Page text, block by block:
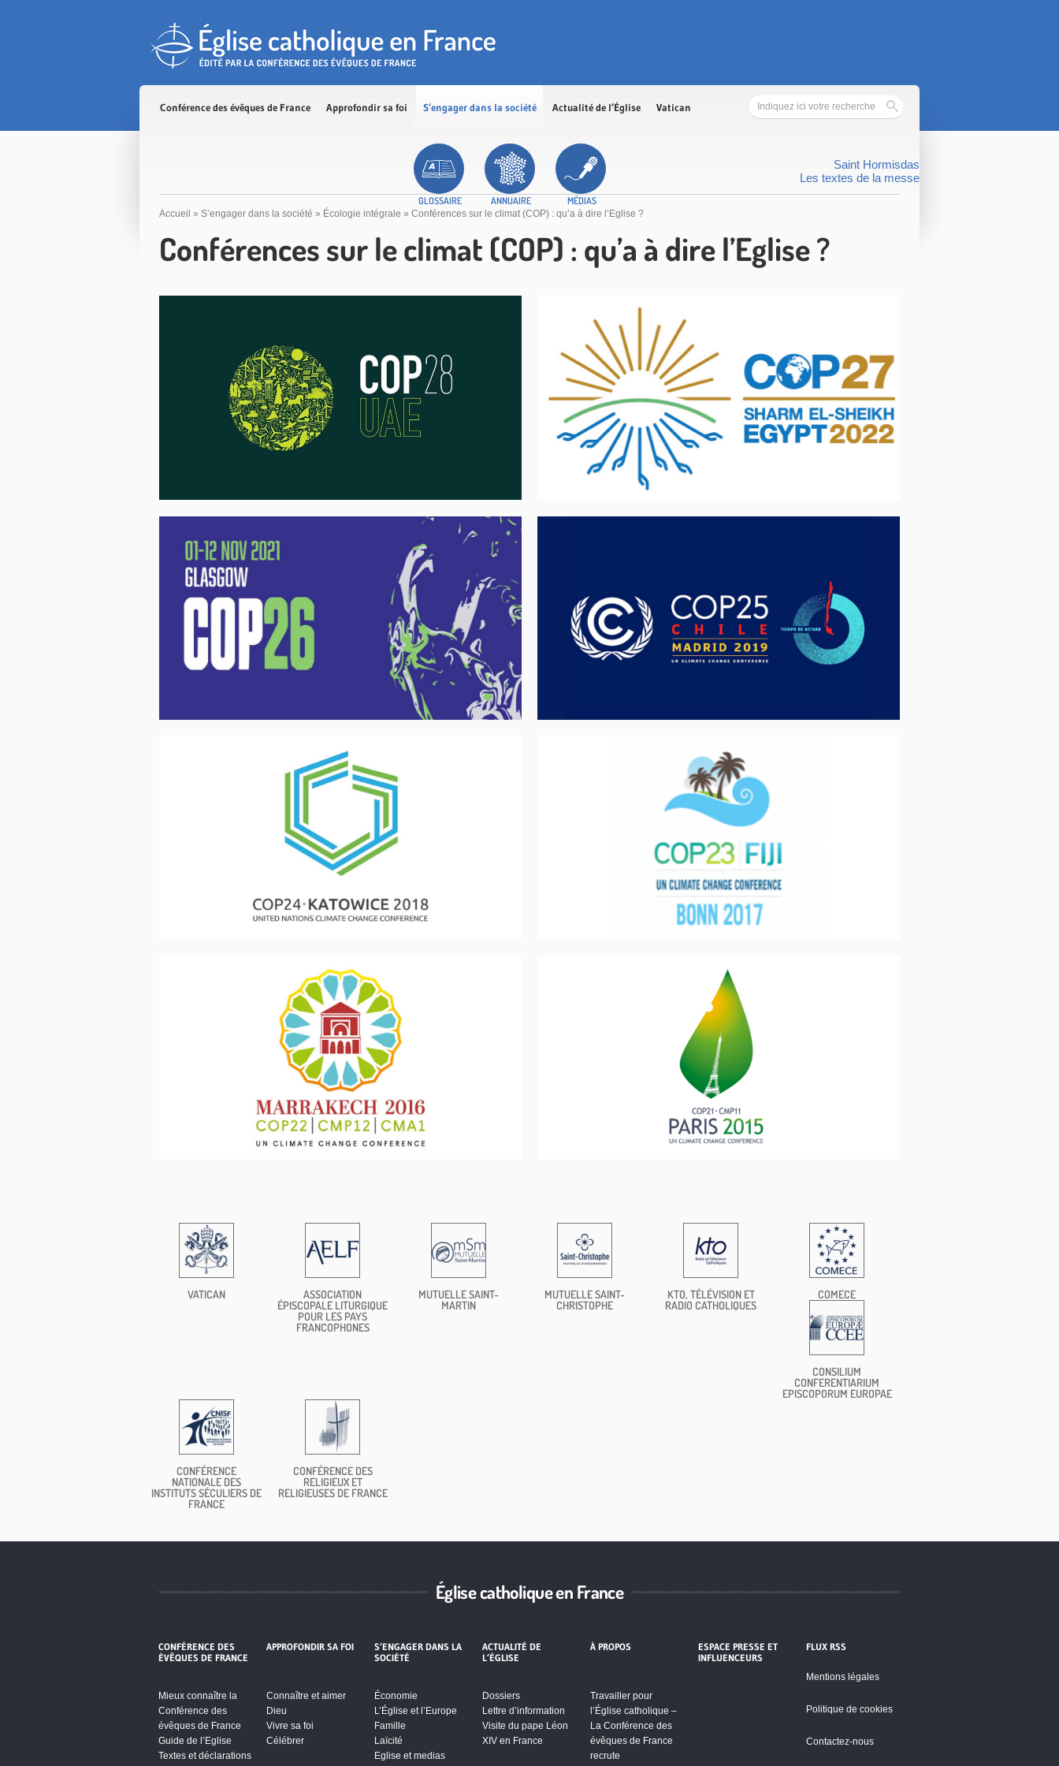
Conférence des évêques de France Approfondir sa foi S’engager dans la société Actualité de l’Église Vatican
GLOSSAIRE ANNUAIRE MÉDIAS
Saint Hormisdas
Les textes de la messe
Accueil » S’engager dans la société » Écologie intégrale » Conférences sur le climat (COP) : qu’a à dire l’Eglise ?
Conférences sur le climat (COP) : qu’a à dire l’Eglise ?
VATICAN
ASSOCIATION
ÉPISCOPALE LITURGIQUE
POUR LES PAYS
FRANCOPHONES
MUTUELLE SAINT-
MARTIN
MUTUELLE SAINT-
CHRISTOPHE
KTO, TÉLÉVISION ET
RADIO CATHOLIQUES
COMECE
CONSILIUM
CONFERENTIARIUM
EPISCOPORUM EUROPAE
CONFÉRENCE
NATIONALE DES
INSTITUTS SÉCULIERS DE
FRANCE
CONFÉRENCE DES
RELIGIEUX ET
RELIGIEUSES DE FRANCE
Église catholique en France
CONFÉRENCE DES
ÉVÊQUES DE FRANCE
Mieux connaître la
Conférence des
évêques de France
Guide de l’Eglise
Textes et déclarations
APPROFONDIR SA FOI
Connaître et aimer
Dieu
Vivre sa foi
Célébrer
S’ENGAGER DANS LA
SOCIÉTÉ
Économie
L’Église et l’Europe
Famille
Laïcité
Eglise et medias
ACTUALITÉ DE
L’ÉGLISE
Dossiers
Lettre d’information
Visite du pape Léon
XIV en France
À PROPOS
Travailler pour
l’Église catholique –
La Conférence des
évêques de France
recrute
ESPACE PRESSE ET
INFLUENCEURS
FLUX RSS
Mentions légales
Politique de cookies
Contactez-nous